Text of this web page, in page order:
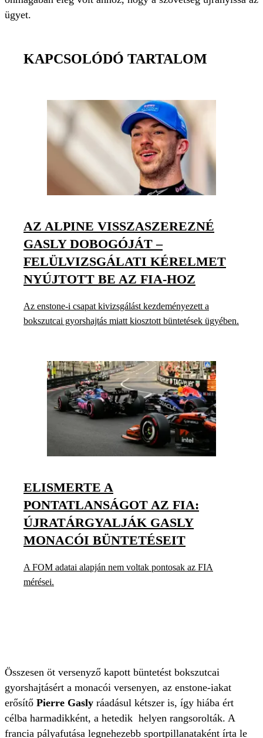
ügyet.
KAPCSOLÓDÓ TARTALOM
AZ ALPINE VISSZASZEREZNÉ
GASLY DOBOGÓJÁT –
FELÜLVIZSGÁLATI KÉRELMET
NYÚJTOTT BE AZ FIA-HOZ
Az enstone-i csapat kivizsgálást kezdeményezett a
bokszutcai gyorshajtás miatt kiosztott büntetések ügyében.
ELISMERTE A
PONTATLANSÁGOT AZ FIA:
ÚJRATÁRGYALJÁK GASLY
MONACÓI BÜNTETÉSEIT
A FOM adatai alapján nem voltak pontosak az FIA
mérései.
Összesen öt versenyző kapott büntetést bokszutcai
gyorshajtásért a monacói versenyen, az enstone-iakat
erősítő Pierre Gasly ráadásul kétszer is, így hiába ért
célba harmadikként, a hetedik helyen rangsorolták. A
francia pályafutása legnehezebb sportpillanataként írta le